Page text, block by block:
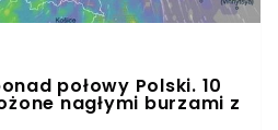
połowy Polski. 10
nagłymi burzami z